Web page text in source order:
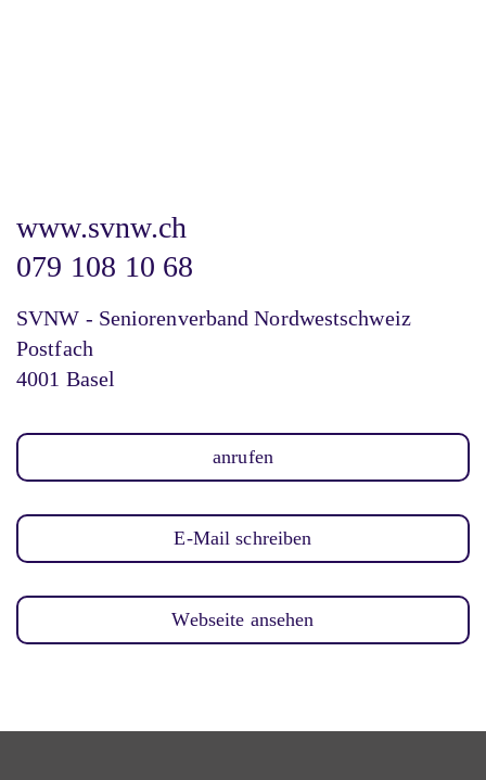
www.svnw.ch
079 108 10 68
SVNW - Seniorenverband Nordwestschweiz
Postfach
4001 Basel
anrufen
E-Mail schreiben
Webseite ansehen